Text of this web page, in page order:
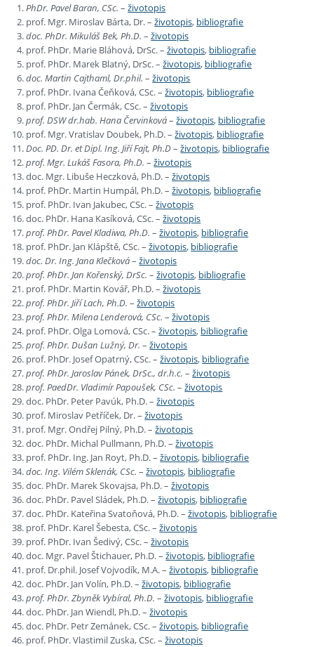
PhDr. Pavel Baran, CSc. –životopis
prof. Mgr. Miroslav Bárta, Dr. –životopis, bibliografie
doc. PhDr. Mikuláš Bek, Ph.D. –životopis
prof. PhDr. Marie Bláhová, DrSc. –životopis, bibliografie
prof. PhDr. Marek Blatný, DrSc. –životopis, bibliografie
doc. Martin Cajthaml, Dr.phil. –životopis
prof. PhDr. Ivana Čeňková, CSc. –životopis, bibliografie
prof. PhDr. Jan Čermák, CSc. –životopis
prof. DSW dr.hab. Hana Červinková–životopis, bibliografie
prof. Mgr. Vratislav Doubek, Ph.D. –životopis, bibliografie
Doc. PD. Dr. et Dipl. Ing. Jiří Fajt, Ph.D–životopis, bibliografie
prof. Mgr. Lukáš Fasora, Ph.D. –životopis
doc. Mgr. Libuše Heczková, Ph.D. –životopis
prof. PhDr. Martin Humpál, Ph.D. –životopis, bibliografie
prof. PhDr. Ivan Jakubec, CSc. –životopis
doc. PhDr. Hana Kasíková, CSc. –životopis
prof. PhDr. Pavel Kladiwa, Ph.D. –životopis, bibliografie
prof. PhDr. Jan Klápště, CSc. –životopis, bibliografie
doc. Dr. Ing. Jana Klečková–životopis
prof. PhDr. Jan Kořenský, DrSc. –životopis, bibliografie
prof. PhDr. Martin Kovář, Ph.D. –životopis
prof. PhDr. Jiří Lach, Ph.D. –životopis
prof. PhDr. Milena Lenderová, CSc. –životopis
prof. PhDr. Olga Lomová, CSc. –životopis, bibliografie
prof. PhDr. Dušan Lužný, Dr. –životopis
prof. PhDr. Josef Opatrný, CSc. –životopis, bibliografie
prof. PhDr. Jaroslav Pánek, DrSc., dr.h.c. –životopis
prof. PaedDr. Vladimír Papoušek, CSc. –životopis
doc. PhDr. Peter Pavúk, Ph.D. –životopis
prof. Miroslav Petříček, Dr. –životopis
prof. Mgr. Ondřej Pilný, Ph.D. –životopis
doc. PhDr. Michal Pullmann, Ph.D. –životopis
prof. PhDr. Ing. Jan Royt, Ph.D. –životopis, bibliografie
doc. Ing. Vilém Sklenák, CSc. –životopis, bibliografie
doc. PhDr. Marek Skovajsa, Ph.D. –životopis
doc. PhDr. Pavel Sládek, Ph.D. –životopis, bibliografie
doc. PhDr. Kateřina Svatoňová, Ph.D. –životopis, bibliografie
prof. PhDr. Karel Šebesta, CSc. –životopis
prof. PhDr. Ivan Šedivý, CSc. –životopis
doc. Mgr. Pavel Štichauer, Ph.D. –životopis, bibliografie
prof. Dr.phil. Josef Vojvodík, M.A. –životopis, bibliografie
doc. PhDr. Jan Volín, Ph.D. –životopis, bibliografie
prof. PhDr. Zbyněk Vybíral, Ph.D. –životopis, bibliografie
doc. PhDr. Jan Wiendl, Ph.D. –životopis
doc. PhDr. Petr Zemánek, CSc. –životopis, bibliografie
prof. PhDr. Vlastimil Zuska, CSc. –životopis